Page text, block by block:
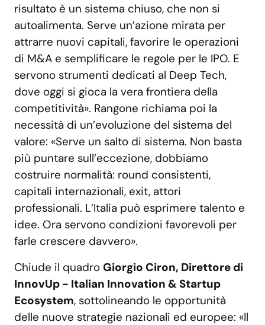
risultato è un sistema chiuso, che non si
autoalimenta. Serve un’azione mirata per
attrarre nuovi capitali, favorire le operazioni
di M&A e semplificare le regole per le IPO. E
servono strumenti dedicati al Deep Tech,
dove oggi si gioca la vera frontiera della
competitività». Rangone richiama poi la
necessità di un’evoluzione del sistema del
valore: «Serve un salto di sistema. Non basta
più puntare sull’eccezione, dobbiamo
costruire normalità: round consistenti,
capitali internazionali, exit, attori
professionali. L’Italia può esprimere talento e
idee. Ora servono condizioni favorevoli per
farle crescere davvero».
Chiude il quadro Giorgio Ciron, Direttore di
InnovUp - Italian Innovation & Startup
Ecosystem, sottolineando le opportunità
delle nuove strategie nazionali ed europee: «Il